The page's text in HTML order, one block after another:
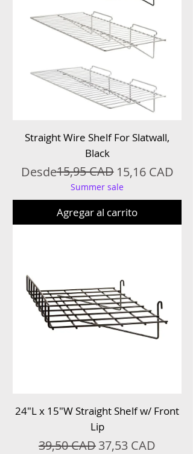
Straight Wire Shelf For Slatwall,
Black
Desde
Precio15,95 CAD 15,16 CAD
Precio de oferta
Summer sale
Agregar al carrito
24″L x 15″W Straight Shelf w/ Front
Lip
Precio
39,50 CADPrecio de oferta
37,53 CAD